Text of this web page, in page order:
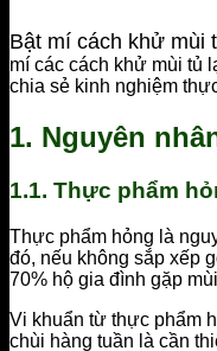
Bật mí cách khử mùi
mí các cách khử mùi tủ
chia sẻ kinh nghiệm
1. Nguyên
1.1. Thực phẩm
Thực phẩm hỏng là
đó, nếu không sắp xếp
70% hộ gia đình gặp
Vi khuẩn từ thực phẩm
chùi hàng tuần là cần